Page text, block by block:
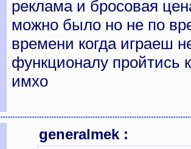
реклама и бросовая
можно было но не по
времени когда играеш
функционалу пройтись
имхо
generalmek :